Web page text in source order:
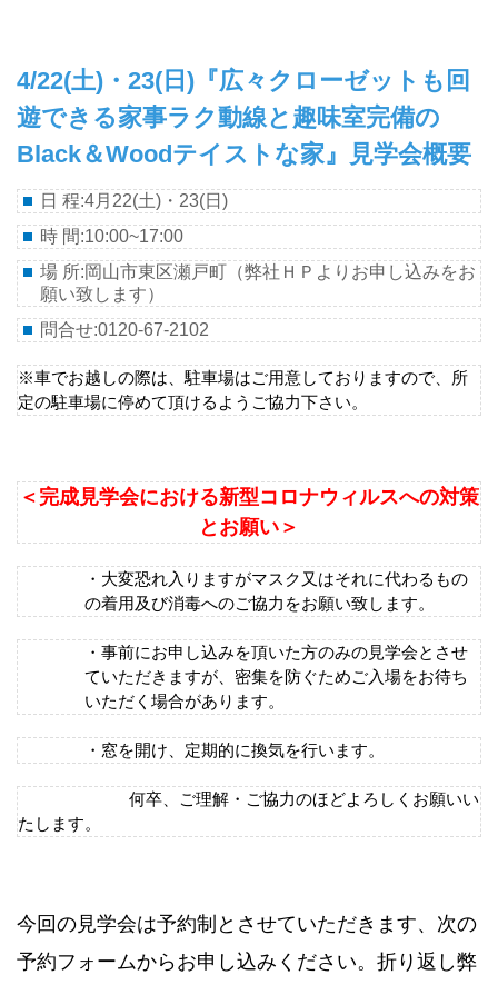
4/22(土)・23(日)『広々クローゼットも回
遊できる家事ラク動線と趣味室完備の
Black＆Woodテイストな家』見学会概要
日 程:4月22(土)・23(日)
時 間:10:00~17:00
場 所:岡山市東区瀬戸町（弊社ＨＰよりお申し込みをお
願い致します）
問合せ:0120-67-2102
※車でお越しの際は、駐車場はご用意しておりますので、所
定の駐車場に停めて頂けるようご協力下さい。
＜完成見学会における新型コロナウィルスへの対策
とお願い＞
・大変恐れ入りますがマスク又はそれに代わるもの
の着用及び消毒へのご協力をお願い致します。
・事前にお申し込みを頂いた方のみの見学会とさせ
ていただきますが、密集を防ぐためご入場をお待ち
いただく場合があります。
・窓を開け、定期的に換気を行います。
何卒、ご理解・ご協力のほどよろしくお願いい
たします。
今回の見学会は予約制とさせていただきます、次の
予約フォームからお申し込みください。折り返し弊